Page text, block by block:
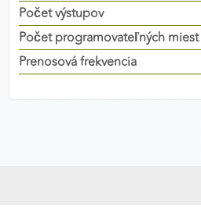
Počet výstupov
Počet programovateľných miest
Prenosová frekvencia
výkon a funkčnosť našich
Google Analytics